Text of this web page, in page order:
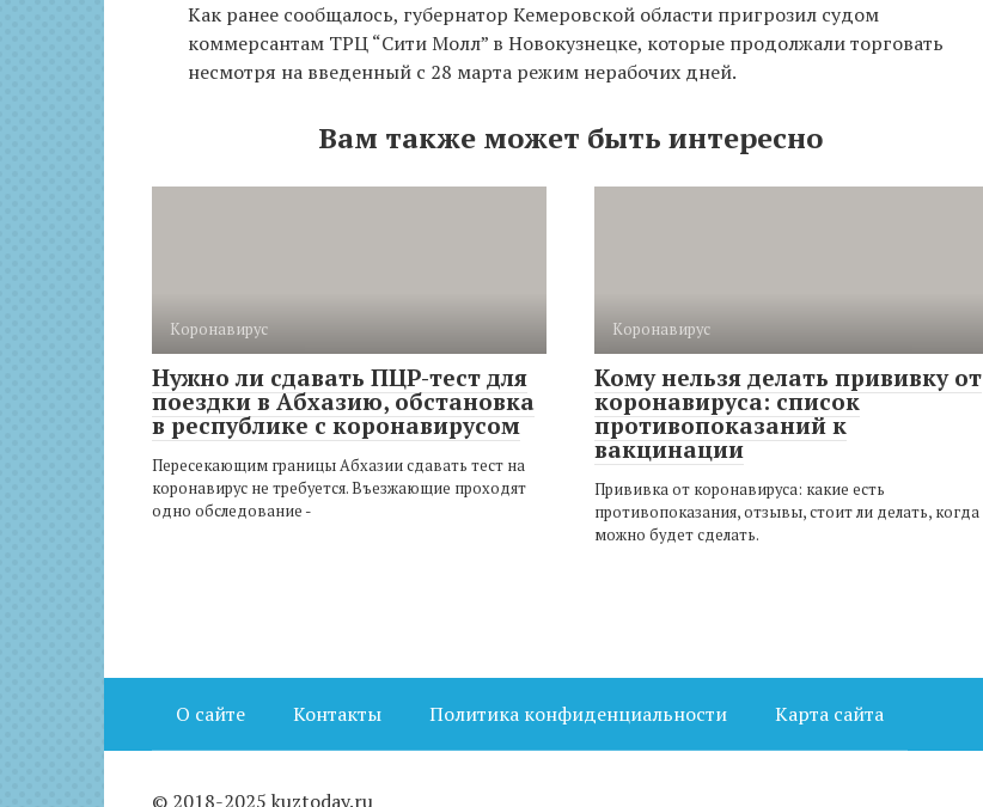
Как ранее сообщалось, губернатор Кемеровской области пригрозил судом
коммерсантам ТРЦ “Сити Молл” в Новокузнецке, которые продолжали торговать
несмотря на введенный с 28 марта режим нерабочих дней.
Вам также может быть интересно
Коронавирус
Нужно ли сдавать ПЦР-тест для
поездки в Абхазию, обстановка
в республике с коронавирусом
Пересекающим границы Абхазии сдавать тест на
коронавирус не требуется. Въезжающие проходят
одно обследование -
Коронавирус
Кому нельзя делать прививку от
коронавируса: список
противопоказаний к
вакцинации
Прививка от коронавируса: какие есть
противопоказания, отзывы, стоит ли делать, когда
можно будет сделать.
О сайте Контакты Политика конфиденциальности Карта сайта
© 2018-2025 kuztoday.ru